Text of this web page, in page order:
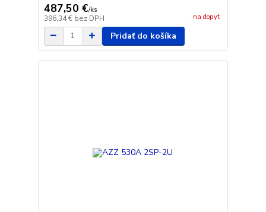
487,50 €/ks
396,34 € bez DPH na dopyt
Pridať do košíka